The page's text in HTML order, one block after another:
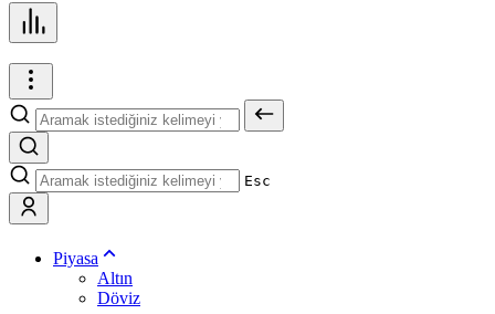
Esc
Piyasa
Altın
Döviz